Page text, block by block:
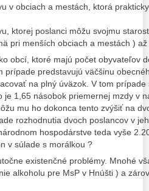
v obciach a mestách, ktorá
ktorej poslanci môžu svojmu
pri menších obciach a mestách )
obcí, ktoré majú počet obyvateľov
prípade predstavujú väčšinu
na plný úväzok. V tom
je 1,65 násobok priemernej mzdy v
mu ho dokonca tento zvýšiť na
rozhodnutia dvoch poslancov v
hospodárstve teda vyše
v súlade s morálkou ?
existenčné problémy. Mnohé
alkoholu pre MsP v Hnúšti ) a